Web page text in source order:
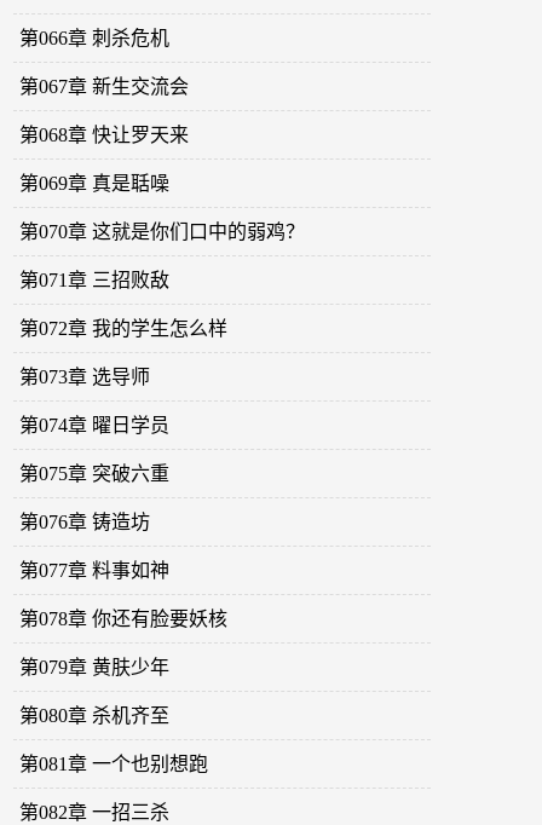
第066章 刺杀危机
第067章 新生交流会
第068章 快让罗天来
第069章 真是聒噪
第070章 这就是你们口中的弱鸡？
第071章 三招败敌
第072章 我的学生怎么样
第073章 选导师
第074章 曜日学员
第075章 突破六重
第076章 铸造坊
第077章 料事如神
第078章 你还有脸要妖核
第079章 黄肤少年
第080章 杀机齐至
第081章 一个也别想跑
第082章 一招三杀